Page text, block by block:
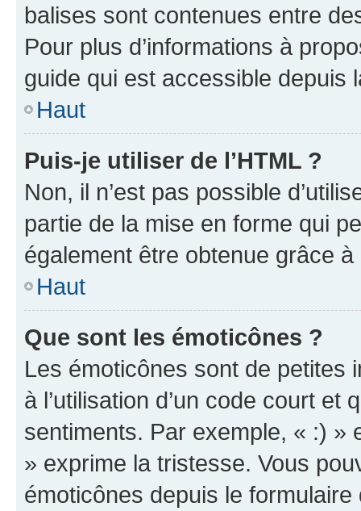
balises sont contenues entre
Pour plus d’informations à
guide qui est accessible depuis
Haut
Puis-je utiliser de l’HTML ?
Non, il n’est pas possible
partie de la mise en forme qui
également être obtenue grâce à
Haut
Que sont les émoticônes ?
Les émoticônes sont de petites
à l’utilisation d’un code court et
sentiments. Par exemple, « :) »
» exprime la tristesse. Vous
émoticônes depuis le